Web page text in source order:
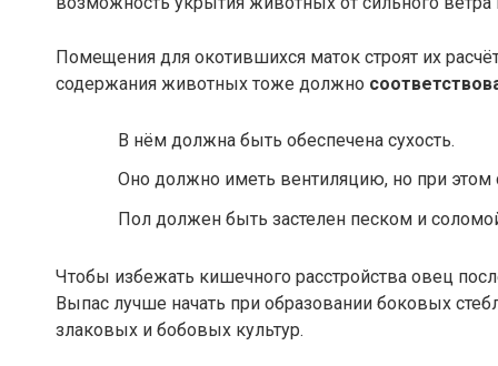
Помещения для окотившихся маток строят их
содержания животных тоже должно
В нём должна быть обеспечена сухость.
Оно должно иметь вентиляцию, но при этом
Пол должен быть застелен песком и
Чтобы избежать кишечного расстройства овец
Выпас лучше начать при образовании боковых
злаковых и бобовых культур.